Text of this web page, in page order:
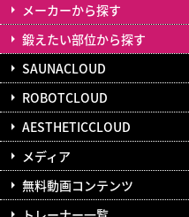
メーカーから探す
鍛えたい部位から探す
SAUNACLOUD
ROBOTCLOUD
AESTHETICCLOUD
メディア
無料動画コンテンツ